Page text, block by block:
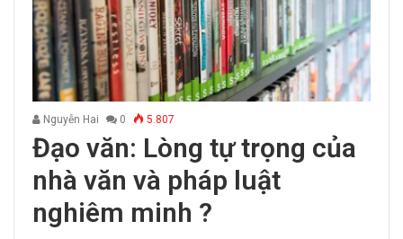
Nguyễn Hai 0 5.807
Đạo văn: Lòng tự trọng của
nhà văn và pháp luật
nghiêm minh ?